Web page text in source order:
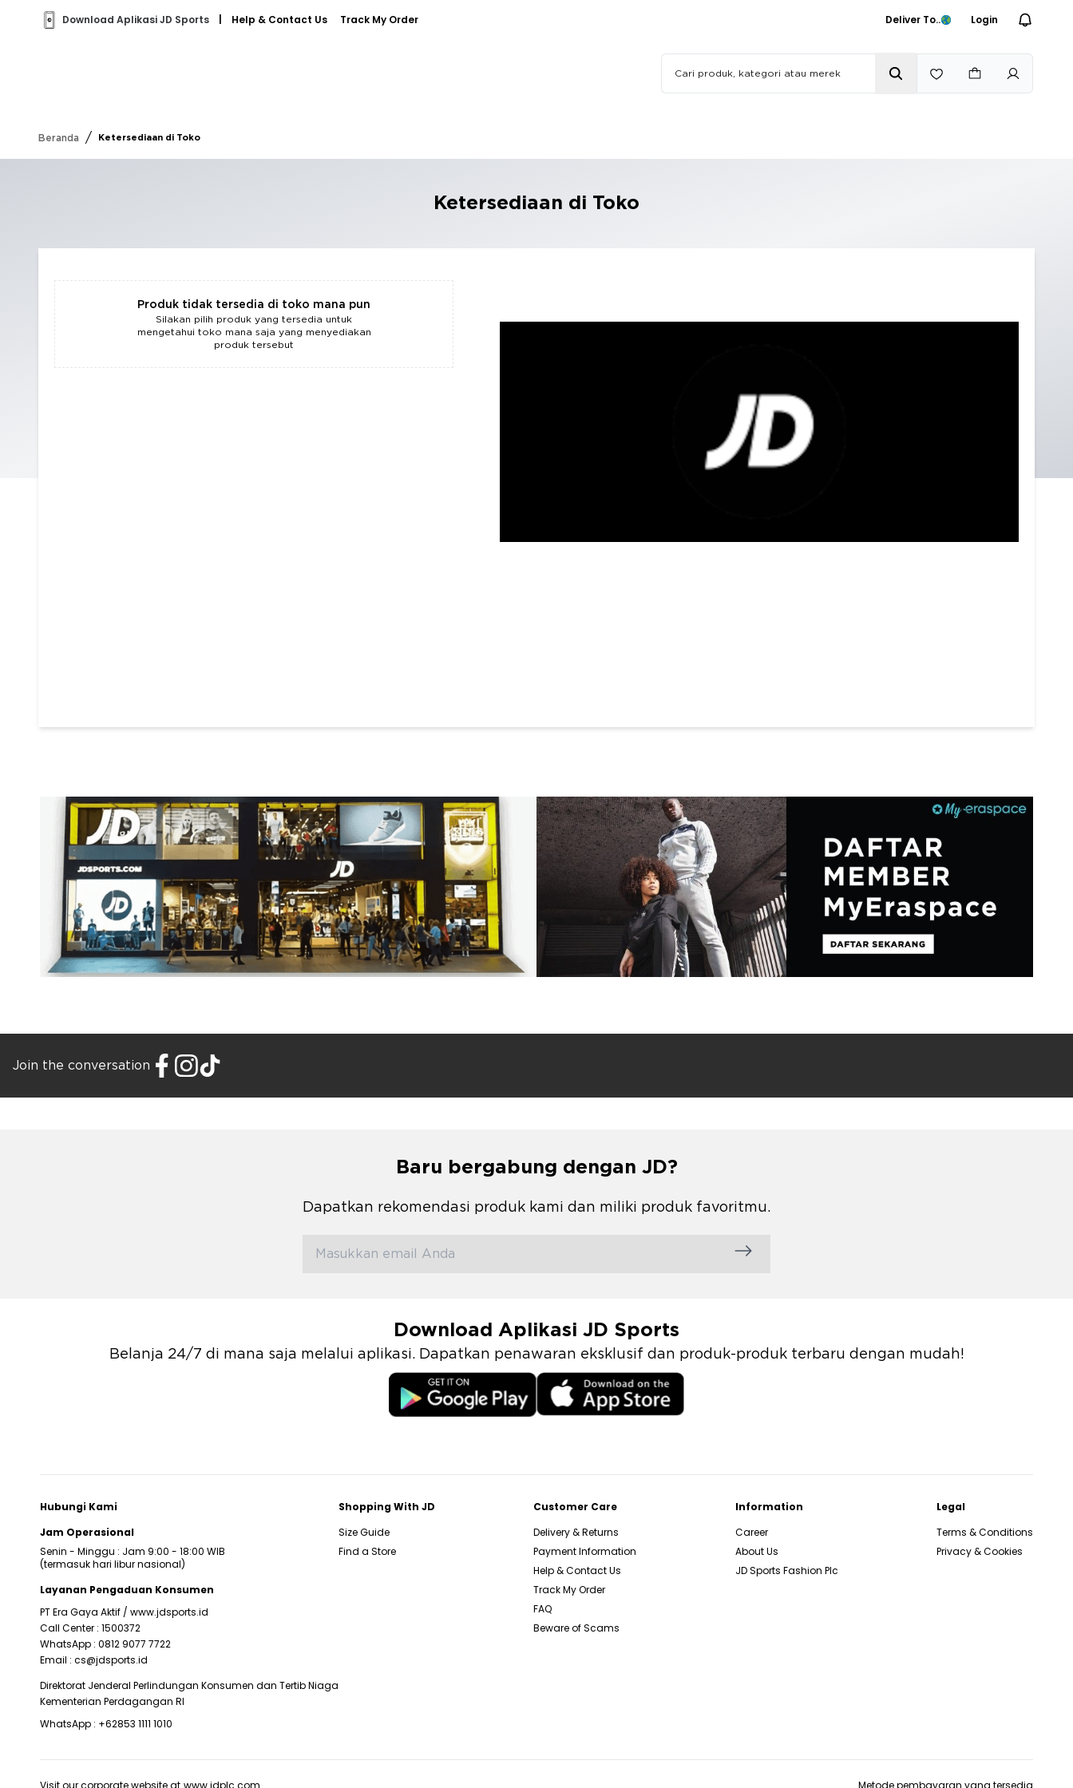
Download Aplikasi JD Sports Help & Contact Us Track My Order Deliver To.. Login
Beranda / Ketersediaan di Toko
Ketersediaan di Toko
Produk tidak tersedia di toko mana pun
Silakan pilih produk yang tersedia untuk
mengetahui toko mana saja yang menyediakan
produk tersebut
Join the conversation
Baru bergabung dengan JD?
Dapatkan rekomendasi produk kami dan miliki produk favoritmu.
Download Aplikasi JD Sports
Belanja 24/7 di mana saja melalui aplikasi. Dapatkan penawaran eksklusif dan produk-produk terbaru dengan mudah!
Hubungi Kami
Jam Operasional
Senin - Minggu : Jam 9:00 - 18:00 WIB
(termasuk hari libur nasional)
Layanan Pengaduan Konsumen
PT Era Gaya Aktif / www.jdsports.id
Call Center : 1500372
WhatsApp : 0812 9077 7722
Email : cs@jdsports.id
Direktorat Jenderal Perlindungan Konsumen dan Tertib Niaga
Kementerian Perdagangan RI
WhatsApp : +62853 1111 1010
Shopping With JD
Size Guide
Find a Store
Customer Care
Delivery & Returns
Payment Information
Help & Contact Us
Track My Order
FAQ
Beware of Scams
Information
Career
About Us
JD Sports Fashion Plc
Legal
Terms & Conditions
Privacy & Cookies
Visit our corporate website at www.jdplc.com Metode pembayaran yang tersedia